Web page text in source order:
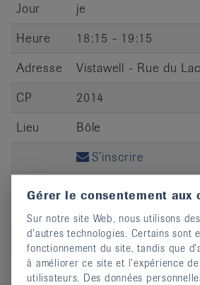
Jour
je
Heure
18:15 - 19:15
Adresse
Vistawell - Rue du
CP
2014
Lieu
Bôle
S’inscrire
Jour
ve
Heure
10:00 - 11:00
Gérer le consentement aux
Sur notre site Web, nous utilisons
d’autres technologies. Certains sont
fonctionnement du site, tandis que
à améliorer ce site et l’expérience
utilisateurs. Des données